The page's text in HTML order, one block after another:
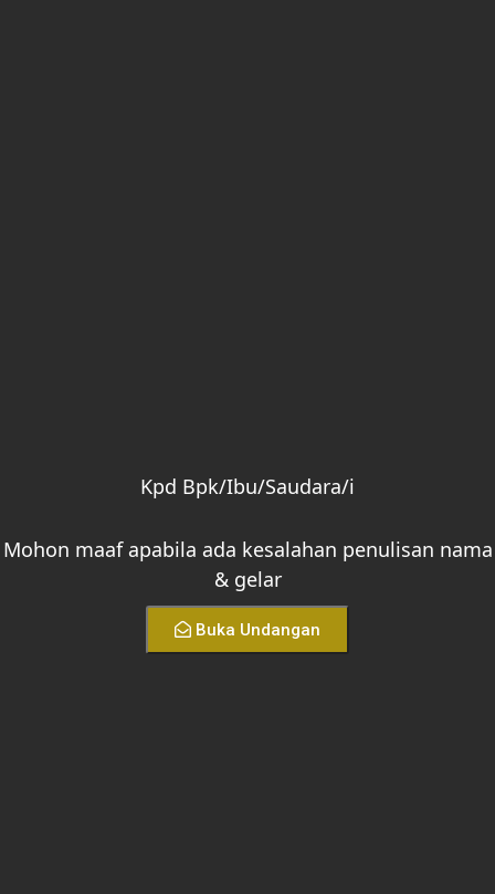
Kpd Bpk/Ibu/Saudara/i
Mohon maaf apabila ada kesalahan penulisan nama
& gelar
Buka Undangan